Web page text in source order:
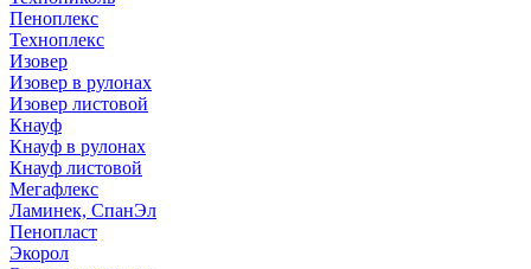
Пеноплекс
Техноплекс
Изовер
Изовер в рулонах
Изовер листовой
Кнауф
Кнауф в рулонах
Кнауф листовой
Мегафлекс
Ламинек, СпанЭл
Пенопласт
Экорол